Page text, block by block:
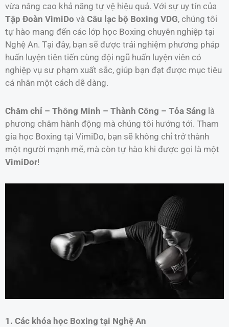
vừa nâng cao khả năng tự vệ hiệu quả. Với sự uy tín của
Tập Đoàn VimiDo và Câu lạc bộ Boxing VDG, chúng tôi
tự hào mang đến các lớp học Boxing chuyên nghiệp tại
Nghệ An. Tại đây, bạn sẽ được trải nghiệm phương pháp
huấn luyện tiên tiến cùng đội ngũ huấn luyện viên có
nghiệp vụ sư phạm xuất sắc, giúp bạn đạt được mục tiêu
cá nhân một cách dễ dàng.
Chăm chỉ – Thông Minh – Thành Công – Tỏa Sáng là
phương châm hành động mà chúng tôi hướng tới. Tham
gia học Boxing tại VimiDo, bạn sẽ không chỉ trở thành
một người mạnh mẽ, mà còn tự hào khi được gọi là một
VimiDor!
1. Các khóa học Boxing tại Nghệ An